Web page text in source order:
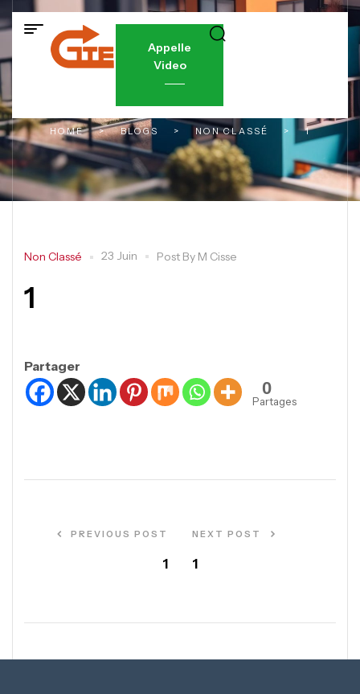
Appelle
Video
HOME > BLOGS > NON CLASSÉ > 1
Non Classé 23 Juin Post By M Cisse
1
Partager
0
Partages
PREVIOUS POST
1
NEXT POST
1